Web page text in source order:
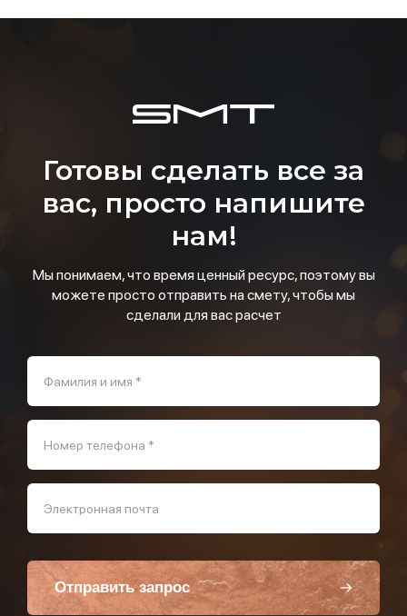
Готовы сделать все за
вас, просто напишите
нам!
Мы понимаем, что время ценный ресурс, поэтому вы
можете просто отправить на смету, чтобы мы
сделали для вас расчет
Фамилия и имя *
Номер телефона *
Электронная почта
Отправить запрос